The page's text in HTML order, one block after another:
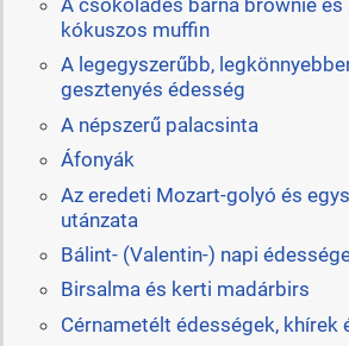
A csokoládés barna brownie és
kókuszos muffin
A legegyszerűbb,
gesztenyés édesség
A népszerű palacsinta
Áfonyák
Az eredeti Mozart-golyó és
utánzata
Bálint- (Valentin-) napi
Birsalma és kerti madárbirs
Cérnametélt édességek, khírek